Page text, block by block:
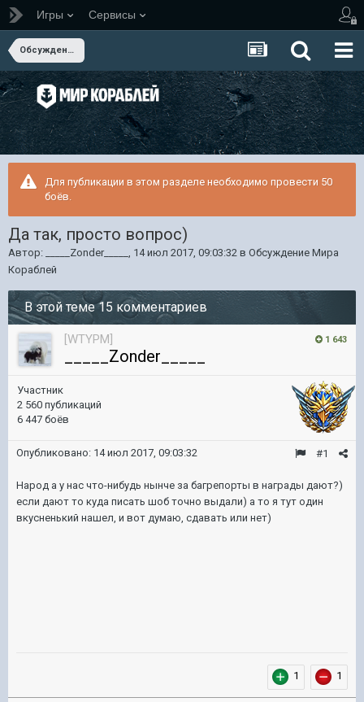
Игры Сервисы
Обсуждение Мира Кораблей
Для публикации в этом разделе необходимо провести 50
боёв.
Да так, просто вопрос)
Автор: _____Zonder_____ , 14 июл 2017, 09:03:32 в Обсуждение Мира
Кораблей
В этой теме 15 комментариев
1 643
[WTYPM]
_____Zonder_____
Участник
2 560 публикаций
6 447 боёв
#1
Опубликовано: 14 июл 2017, 09:03:32
Народ а у нас что-нибудь нынче за багрепорты в награды дают?)
если дают то куда писать шоб точно выдали) а то я тут один
вкусненький нашел, и вот думаю, сдавать или нет)
1 1